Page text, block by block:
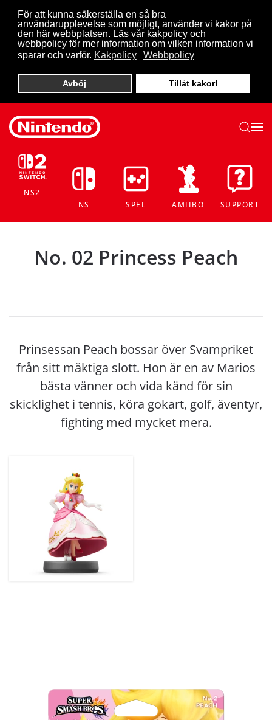
För att kunna säkerställa en så bra
användarupplevelse som möjligt, använder vi kakor på
den här webbplatsen. Läs vår kakpolicy och
webbpolicy för mer information om vilken information vi
sparar och varför. Kakpolicy Webbpolicy
Avböj Tillåt kakor!
Skip to main content
NS2
NS
SPEL AMIIBO SUPPORT
No. 02 Princess Peach
Prinsessan Peach bossar över Svampriket
från sitt mäktiga slott. Hon är en av Marios
bästa vänner och vida känd för sin
skicklighet i tennis, köra gokart, golf, äventyr,
fighting med mycket mera.